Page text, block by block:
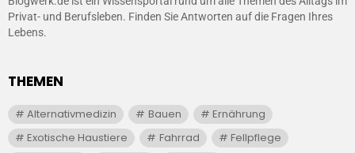
Privat- und Berufsleben. Finden Sie Antworten auf die Fragen Ihres
Lebens.
THEMEN
Alternativmedizin Bauen
Ernährung
Exotische Haustiere
Fahrrad
Fellpflege